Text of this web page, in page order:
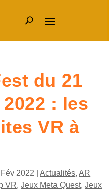
du 21
: les
VR à
2022 |Actualités,AR
VR,Jeux Meta Quest,Jeux